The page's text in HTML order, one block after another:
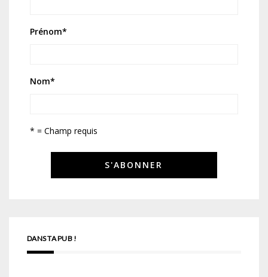
Prénom*
Nom*
* = Champ requis
DANS TA PUB !